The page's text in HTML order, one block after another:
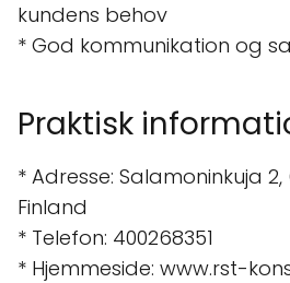
kundens behov
* God kommunikation og
Praktisk
* Adresse: Salamoninkuja 2,
Finland
* Telefon: 400268351
* Hjemmeside: www.rst-